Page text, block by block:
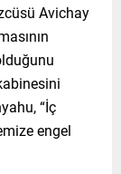
Avichay
“İç
engel